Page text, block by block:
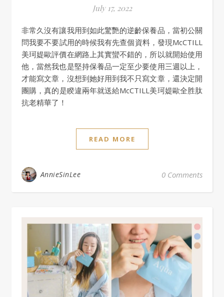
July 17, 2022
非常久沒有讓我用到如此驚艷的逆齡保養品，當初公關
問我要不要試用的時候我有先查個資料，發現McCTILL
美珂媞歐評價在網路上其實蠻不錯的，所以就開始使用
他，當然我也是堅持保養品一定至少要使用三週以上，
才能寫文章，沒想到她好用到我不只寫文章，還決定開
團購，真的是睽違兩年就送給McCTILL美珂媞歐全胜肽
抗老精華了！
READ MORE
AnnieSinLee 0 Comments